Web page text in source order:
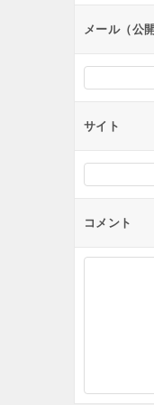
ン
メール（公
サイト
コメント